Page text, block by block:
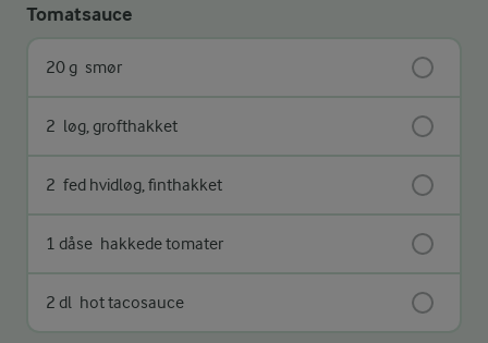
Tomatsauce
20 g smør
2 løg, grofthakket
2 fed hvidløg, finthakket
1 dåse hakkede tomater
2 dl hot tacosauce